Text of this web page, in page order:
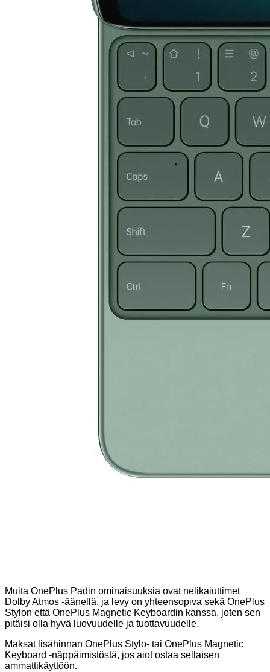
Muita OnePlus Padin ominaisuuksia ovat nelikaiuttimet
Dolby Atmos -äänellä, ja levy on yhteensopiva sekä OnePlus
Stylon että OnePlus Magnetic Keyboardin kanssa, joten sen
pitäisi olla hyvä luovuudelle ja tuottavuudelle.
Maksat lisähinnan OnePlus Stylo- tai OnePlus Magnetic
Keyboard -näppäimistöstä, jos aiot ostaa sellaisen
ammattikäyttöön.